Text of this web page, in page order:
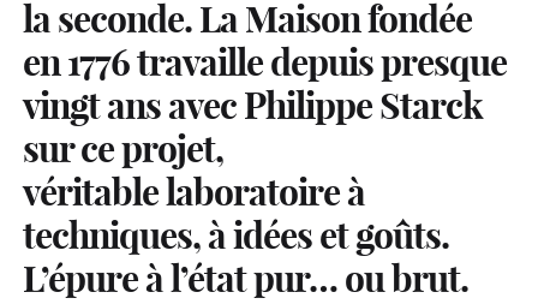
la seconde. La Maison fondée
en 1776 travaille depuis presque
vingt ans avec Philippe Starck
sur ce projet,
véritable laboratoire à
techniques, à idées et goûts.
L’épure à l’état pur… ou brut.